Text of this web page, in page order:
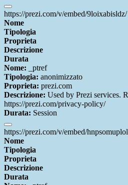
https://prezi.com/v/embed/9loixabisldz/
Nome
Tipologia
Proprieta
Descrizione
Durata
Nome: _ptref
Tipologia: anonimizzato
Proprieta: prezi.com
Descrizione: Used by Prezi services.
https://prezi.com/privacy-policy/
Durata: Session
https://prezi.com/v/embed/
Nome
Tipologia
Proprieta
Descrizione
Durata